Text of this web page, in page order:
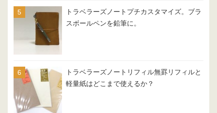
トラベラーズノートプチカスタマイズ。ブラ
スボールペンを鉛筆に。
トラベラーズノートリフィル無罫リフィルと
軽量紙はどこまで使えるか？